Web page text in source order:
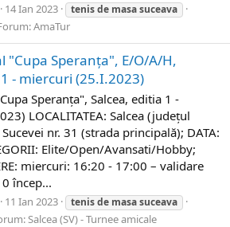
14 Ian 2023 tenisde masasuceava
AmaTur
"Cupa Speranța", E/O/A/H,
- miercuri (25.I.2023)
Speranța", Salcea, editia 1 -
LOCALITATEA: Salcea (județul
Sucevei nr. 31 (strada principală); DATA:
Elite/Open/Avansati/Hobby;
miercuri​: 16:20 - 17:00 – validare
încep...
11 Ian 2023 tenisde masasuceava
Salcea (SV) - Turnee amicale